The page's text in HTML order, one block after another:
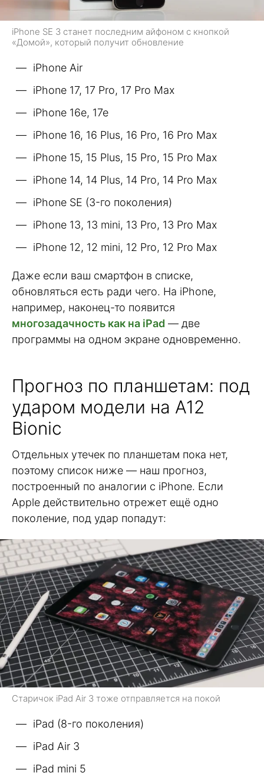
iPhone SE 3 станет последним айфоном с кнопкой
«Домой», который получит обновление
iPhone Air
iPhone 17, 17 Pro, 17 Pro Max
iPhone 16e, 17e
iPhone 16, 16 Plus, 16 Pro, 16 Pro Max
iPhone 15, 15 Plus, 15 Pro, 15 Pro Max
iPhone 14, 14 Plus, 14 Pro, 14 Pro Max
iPhone SE (3-го поколения)
iPhone 13, 13 mini, 13 Pro, 13 Pro Max
iPhone 12, 12 mini, 12 Pro, 12 Pro Max
Даже если ваш смартфон в списке,
обновляться есть ради чего. На iPhone,
например, наконец-то появится
многозадачность как на iPad — две
программы на одном экране одновременно.
Прогноз по планшетам: под
ударом модели на A12
Bionic
Отдельных утечек по планшетам пока нет,
поэтому список ниже — наш прогноз,
построенный по аналогии с iPhone. Если
Apple действительно отрежет ещё одно
поколение, под удар попадут:
Старичок iPad Air 3 тоже отправляется на покой
iPad (8-го поколения)
iPad Air 3
iPad mini 5